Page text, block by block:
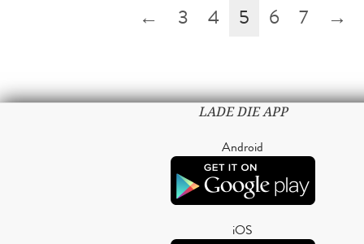
← 3 4 5 6 7 →
LADE DIE APP
Android
iOS